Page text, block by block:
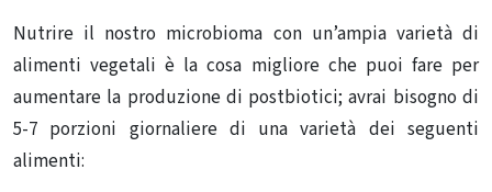
Nutrire il nostro microbioma con un’ampia varietà di
alimenti vegetali è la cosa migliore che puoi fare per
aumentare la produzione di postbiotici; avrai bisogno di
5-7 porzioni giornaliere di una varietà dei seguenti
alimenti: